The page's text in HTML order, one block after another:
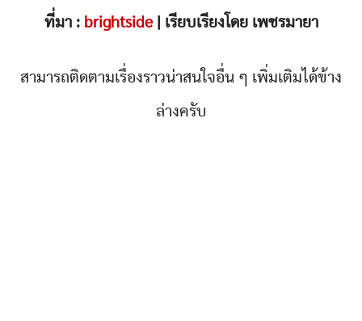
ที่มา : brightside| เรียบเรียงโดย เพชรมายา
สามารถติดตามเรื่องราวน่าสนใจอื่น ๆ เพิ่มเติมได้ข้าง
ล่างครับ